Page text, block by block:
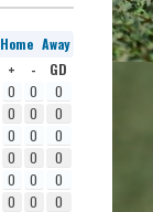
Home Away
+ -
GD
0 0
0
0 0
0
0 0
0
0 0
0
0 0
0
0 0
0